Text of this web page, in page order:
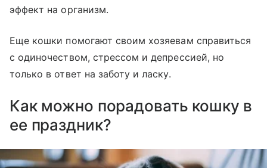
эффект на организм.
Еще кошки помогают своим хозяевам справиться
с одиночеством, стрессом и депрессией, но
только в ответ на заботу и ласку.
Как можно порадовать кошку в
ее праздник?